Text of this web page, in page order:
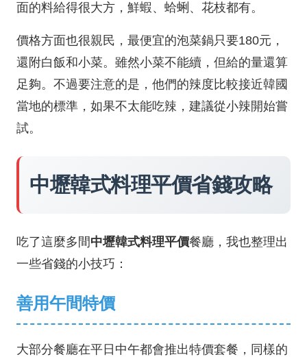
面的料給得很大方，鮮蝦、蛤蜊、花枝都有。
價格方面也很親民，最便宜的泡菜鍋只要180元，
還附白飯和小菜。雖然小菜不能續，但給的量還算
足夠。不過要注意的是，他們的辣度比較接近韓國
當地的標準，如果不太能吃辣，建議從小辣開始嘗
試。
中壢韓式料理平價省錢攻略
吃了這麼多間中壢韓式料理平價餐廳，我也整理出
一些省錢的小技巧：
善用午間特價
大部分餐廳在平日中午都會推出特價套餐，同樣的